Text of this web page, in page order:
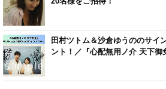
田村ツトム＆沙倉ゆうののサイ
ント！／『心配無用ノ介 天下御